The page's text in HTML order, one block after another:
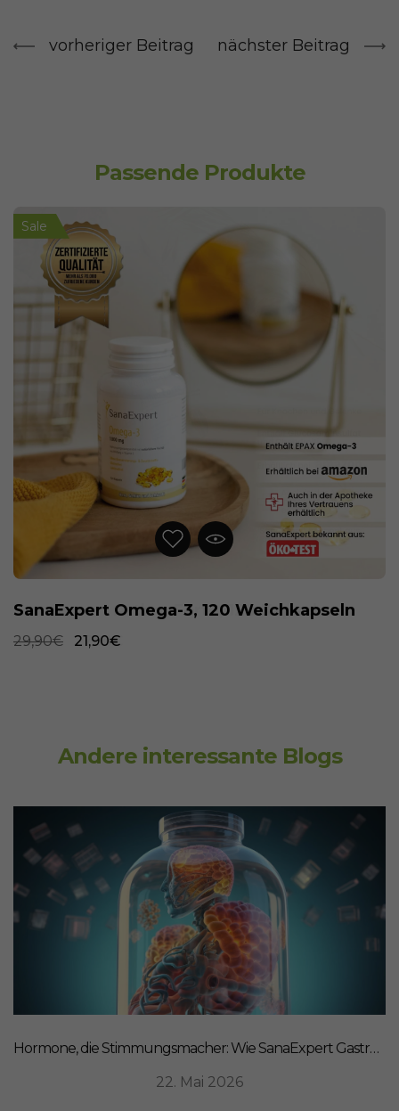
vorheriger Beitrag nächster Beitrag
Passende Produkte
Sale
SanaExpert Omega-3, 120 Weichkapseln
29,90€ 21,90€
Andere interessante Blogs
Hormone, die Stimmungsmacher: Wie SanaExpert Gastro Forte Ihre Darm-Hirn-Verbindung unterstützt
22. Mai 2026